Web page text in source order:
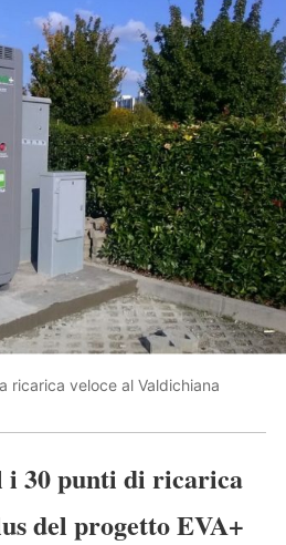
ricarica veloce al Valdichiana
i 30 punti di ricarica
del progetto EVA+